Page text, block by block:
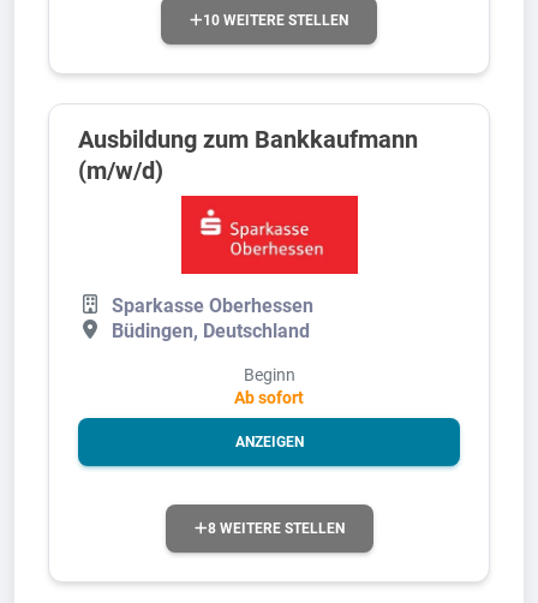
10 WEITERE STELLEN
Ausbildung zum Bankkaufmann
(m/w/d)
Sparkasse Oberhessen
Büdingen, Deutschland
Beginn
Ab sofort
ANZEIGEN
8 WEITERE STELLEN